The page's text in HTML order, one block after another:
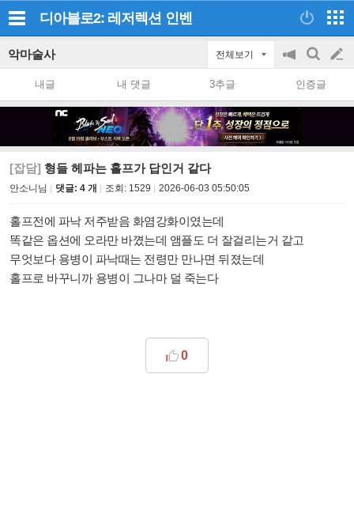
디아블로2: 레저렉션 인벤
악마술사 전체보기
공
on/off
검
색
글
쓰
내글 내 댓글 3추글 인증글
[잡담] 형들 헤파는 홀프가 답인거 같다
안소니님 댓글: 4 개 조회: 1529 2026-06-03 05:50:05
홀프전에 파낙 저주받음 화염강화이였는데
똑같은 옵션에 오라만 바꼈는데 앰플도 더 잘걸리는거 같고
무엇보다 용병이 파낙때는 전령만 만나면 뒤졌는데
홀프로 바꾸니까 용병이 그나마 덜 죽는다
0